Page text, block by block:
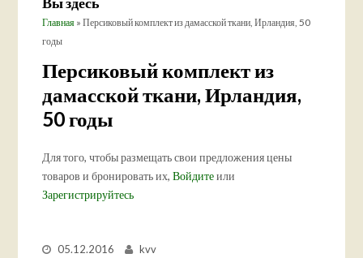
Главная » Персиковый комплект из дамасской ткани, Ирландия, 50
годы
Персиковый комплект из
дамасской ткани, Ирландия,
50 годы
Для того, чтобы размещать свои предложения цены
товаров и бронировать их,Войдитеили
Зарегистрируйтесь
05.12.2016 kvv